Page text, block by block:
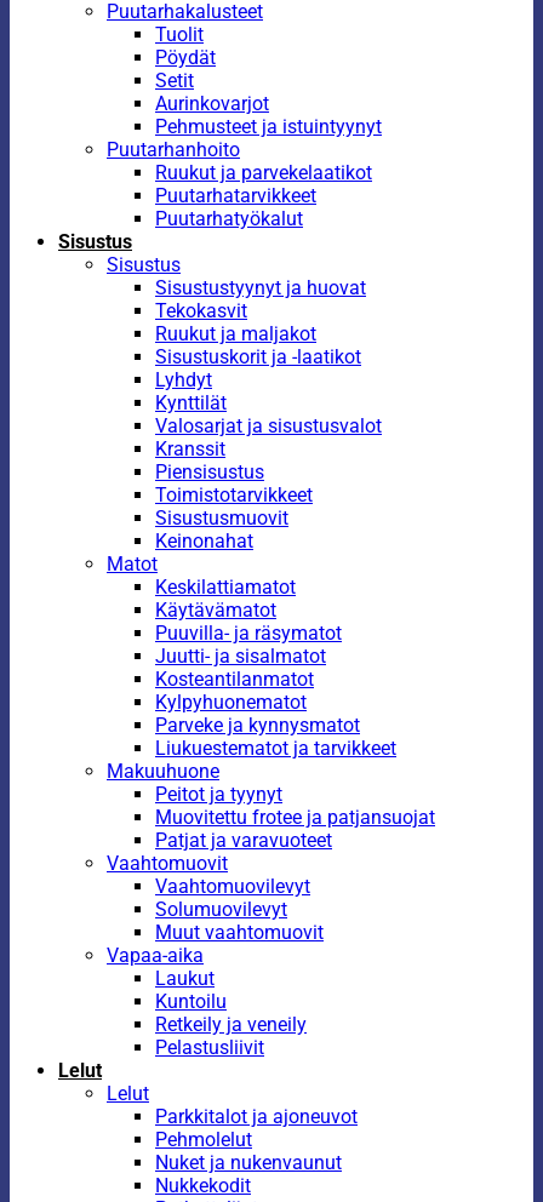
Puutarhakalusteet
Tuolit
Pöydät
Setit
Aurinkovarjot
Pehmusteet ja istuintyynyt
Puutarhanhoito
Ruukut ja parvekelaatikot
Puutarhatarvikkeet
Puutarhatyökalut
Sisustus
Sisustus
Sisustustyynyt ja huovat
Tekokasvit
Ruukut ja maljakot
Sisustuskorit ja -laatikot
Lyhdyt
Kynttilät
Valosarjat ja sisustusvalot
Kranssit
Piensisustus
Toimistotarvikkeet
Sisustusmuovit
Keinonahat
Matot
Keskilattiamatot
Käytävämatot
Puuvilla- ja räsymatot
Juutti- ja sisalmatot
Kosteantilanmatot
Kylpyhuonematot
Parveke ja kynnysmatot
Liukuestematot ja tarvikkeet
Makuuhuone
Peitot ja tyynyt
Muovitettu frotee ja patjansuojat
Patjat ja varavuoteet
Vaahtomuovit
Vaahtomuovilevyt
Solumuovilevyt
Muut vaahtomuovit
Vapaa-aika
Laukut
Kuntoilu
Retkeily ja veneily
Pelastusliivit
Lelut
Lelut
Parkkitalot ja ajoneuvot
Pehmolelut
Nuket ja nukenvaunut
Nukkekodit